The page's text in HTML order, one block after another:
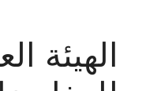
الهيئة